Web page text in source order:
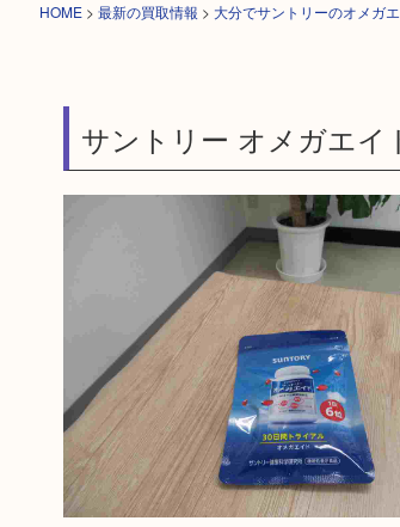
HOME > 最新の買取情報 > 大分でサントリーのオメガ
サントリー オメガエイ